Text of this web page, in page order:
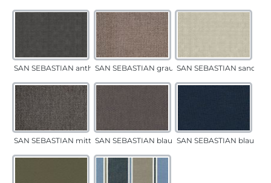
SAN SEBASTIAN anthrazitSAN SEBASTIAN grau-sandSAN SEBASTIAN sand
SAN SEBASTIAN mittelgrauSAN SEBASTIAN blau-sandSAN SEBASTIAN blau